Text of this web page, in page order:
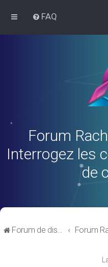
FAQ
Forum
Interrogez les
de
Forum de discussions sur le Regroupement de Crédits et le Rachat de Crédits